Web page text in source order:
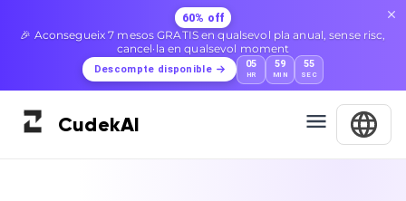
60% off
🎉 Aconsegueix 7 mesos GRATIS en qualsevol pla anual, sense risc,
cancel·la en qualsevol moment
Descompte disponible 05
HR
59
MIN
55
SEC
CudekAI